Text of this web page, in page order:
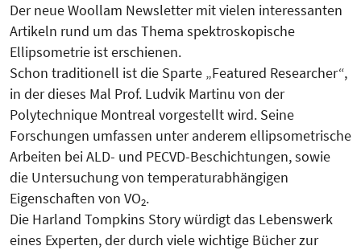
Der neue Woollam Newsletter mit vielen interessanten
Artikeln rund um das Thema spektroskopische
Ellipsometrie ist erschienen.
Schon traditionell ist die Sparte „Featured Researcher“,
in der dieses Mal Prof. Ludvik Martinu von der
Polytechnique Montreal vorgestellt wird. Seine
Forschungen umfassen unter anderem ellipsometrische
Arbeiten bei ALD- und PECVD-Beschichtungen, sowie
die Untersuchung von temperaturabhängigen
Eigenschaften von VO2.
Die Harland Tompkins Story würdigt das Lebenswerk
eines Experten, der durch viele wichtige Bücher zur